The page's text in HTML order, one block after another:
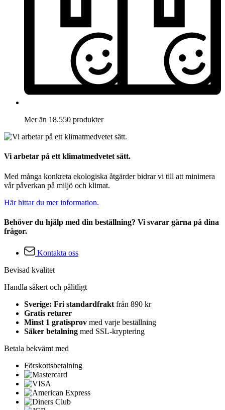
Mer än 18.550 produkter
Vi arbetar på ett klimatmedvetet sätt.
Med många konkreta ekologiska åtgärder bidrar vi till att minimera
vår påverkan på miljö och klimat.
Här hittar du mer information.
Behöver du hjälp med din beställning? Vi svarar gärna på dina
frågor.
Kontakta oss
Bevisad kvalitet
Handla säkert och pålitligt
Sverige: Fri standardfrakt från 890 kr
Gratis returer
Minst 1 gratisprov med varje beställning
Säker betalning med SSL-kryptering
Betala bekvämt med
Förskottsbetalning